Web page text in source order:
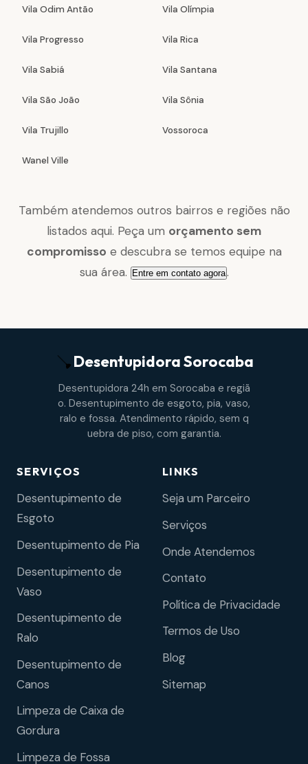
Vila Odim Antão Vila Olímpia
Vila Progresso Vila Rica
Vila Sabiá Vila Santana
Vila São João Vila Sônia
Vila Trujillo Vossoroca
Wanel Ville
Também atendemos outros bairros e regiões não
listados aqui. Peça um orçamento sem
compromisso e descubra se temos equipe na
sua área. Entre em contato agora.
DesentupidoraSorocaba
Desentupidora 24h em Sorocaba e regiã
o. Desentupimento de esgoto, pia, vaso,
ralo e fossa. Atendimento rápido, sem q
uebra de piso, com garantia.
SERVIÇOS
Desentupimento de
Esgoto
Desentupimento de Pia
Desentupimento de
Vaso
Desentupimento de
Ralo
Desentupimento de
Canos
Limpeza de Caixa de
Gordura
Limpeza de Fossa
LINKS
Seja um Parceiro
Serviços
Onde Atendemos
Contato
Política de Privacidade
Termos de Uso
Blog
Sitemap